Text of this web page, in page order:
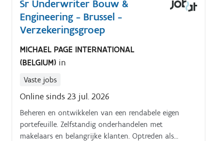
Sr Underwriter Bouw &
Engineering - Brussel -
Verzekeringsgroep
MICHAEL PAGE INTERNATIONAL
(BELGIUM) in
Vaste jobs
Online sinds 23 jul. 2026
Beheren en ontwikkelen van een rendabele eigen
portefeuille. Zelfstandig onderhandelen met
makelaars en belangrijke klanten. Optreden als